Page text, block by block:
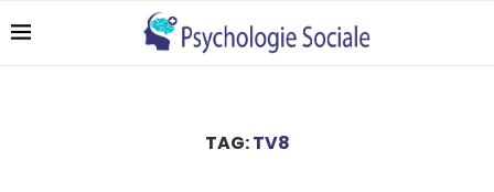
TAG:TV8